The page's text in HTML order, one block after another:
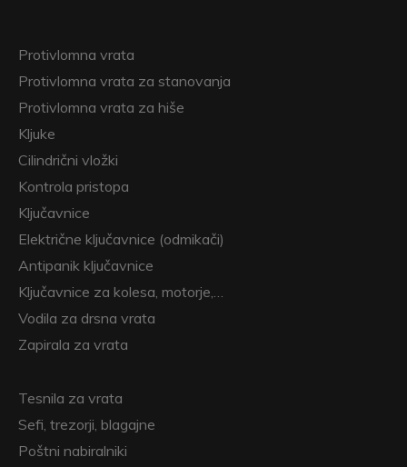
Protivlomna vrata
Protivlomna vrata za stanovanja
Protivlomna vrata za hiše
Kljuke
Cilindrični vložki
Kontrola pristopa
Ključavnice
Električne ključavnice (odmikači)
Antipanik ključavnice
Ključavnice za kolesa, motorje,…
Vodila za drsna vrata
Zapirala za vrata
Tesnila za vrata
Sefi, trezorji, blagajne
Poštni nabiralniki